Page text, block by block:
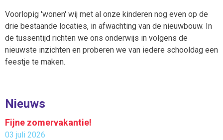
Voorlopig 'wonen' wij met al onze kinderen nog even op de
drie bestaande locaties, in afwachting van de nieuwbouw. In
de tussentijd richten we ons onderwijs in volgens de
nieuwste inzichten en proberen we van iedere schooldag een
feestje te maken.
Nieuws
Fijne zomervakantie!
03 juli 2026